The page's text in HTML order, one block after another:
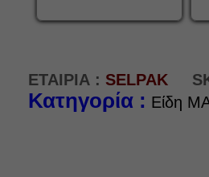
ΕΤΑΙΡΙΑ : SELPAK
Κατηγορία : Είδη